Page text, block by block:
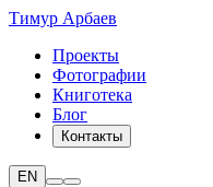
Тимур Арбаев
Проекты
Фотографии
Книготека
Блог
Контакты
EN